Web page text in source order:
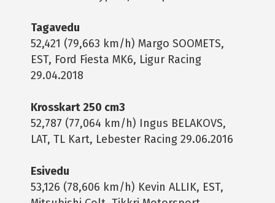
Tagavedu
52,421 (79,663 km/h) Margo SOOMETS,
EST, Ford Fiesta MK6, Ligur Racing
29.04.2018
Krosskart 250 cm3
52,787 (77,064 km/h) Ingus BELAKOVS,
LAT, TL Kart, Lebester Racing 29.06.2016
Esivedu
53,126 (78,606 km/h) Kevin ALLIK, EST,